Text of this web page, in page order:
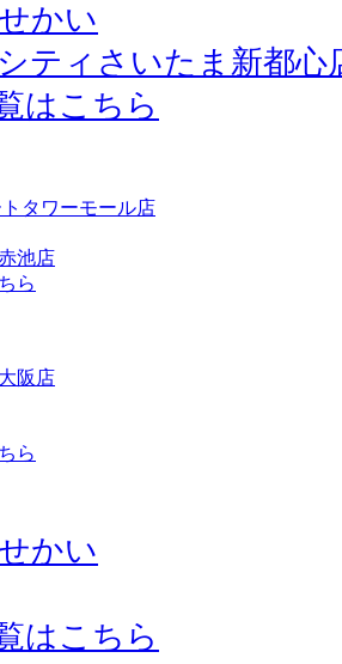
かい
ティさいたま新都心
はこちら
タワーモール店
池店
ら
阪店
ら
かい
はこちら